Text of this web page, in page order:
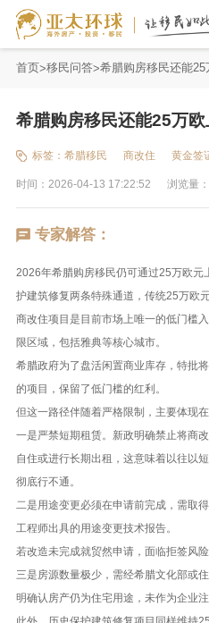
首页 移民问答 希腊购房移民还能25
希腊购房移民还能25万欧
标签： 希腊移民 商改住 黄金签
时间：2026-04-13 17:22:52 浏览量
专家解答：
2026年希腊购房移民仍可通过25万欧元
护建筑修复两条特殊通道，传统25万欧
商改住项目是目前市场上唯一的低门槛
限区域，包括雅典等核心城市。
希腊政府为了盘活闲置商业库存，特批
的项目，保留了低门槛的红利。
但这一路径伴随着严格限制，主要体现在
一是严禁短期租赁。新政明确禁止将商
自住或进行长期出租，这意味着以往以
彻底行不通。
二是用途变更必须在申请前完成，需取
工程师出具的用途变更技术报告。
若改造未完成就贸然申请，面临拒签风险
三是房源数量极少，需经希腊文化部或
明确认房产仍为住宅用途，未作为企业注